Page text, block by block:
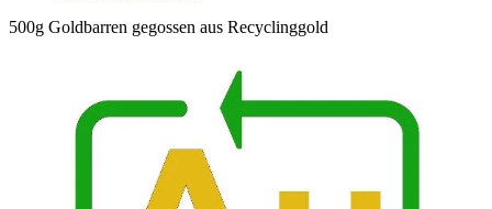
500g Goldbarren gegossen aus Recyclinggold